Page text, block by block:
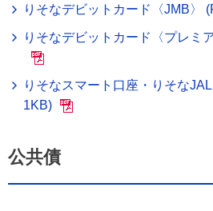
りそなデビットカード〈JMB〉
りそなデビットカード〈プレミ
りそなスマート口座・りそな
1KB)
公共債